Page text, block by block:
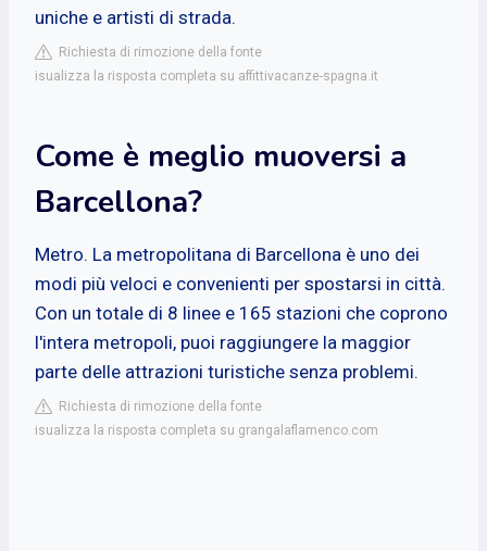
uniche e artisti di strada.
Richiesta di rimozione della fonte
isualizza la risposta completa su affittivacanze-spagna.it
Come è meglio muoversi a
Barcellona?
Metro. La metropolitana di Barcellona è uno dei
modi più veloci e convenienti per spostarsi in città.
Con un totale di 8 linee e 165 stazioni che coprono
l'intera metropoli, puoi raggiungere la maggior
parte delle attrazioni turistiche senza problemi.
Richiesta di rimozione della fonte
isualizza la risposta completa su grangalaflamenco.com